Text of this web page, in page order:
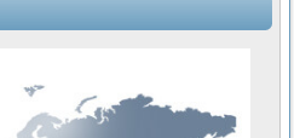
импульсного радиолокационного
уравнений состояния для
стенда для измерения
LabVIEW для построения картины
для определения показателей